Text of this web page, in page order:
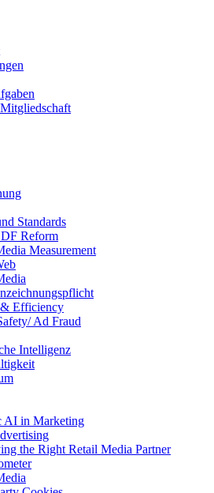
Standards
Reform
Measurement
Efficiency
Ad Fraud
Intelligenz
AI in Marketing
the Right Retail Media Partner